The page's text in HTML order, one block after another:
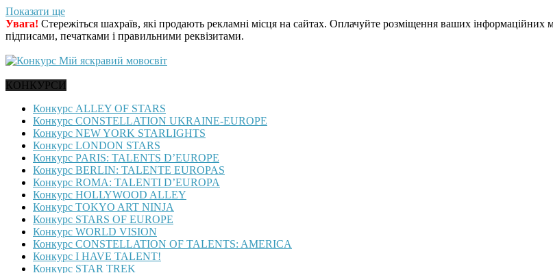
Показати ще
Увага! Стережіться шахраїв, які продають рекламні місця на сайтах. Оплачуйте розміщення ваших інформаційних
підписами, печатками і правильними реквізитами.
КОНКУРСИ
Конкурс ALLEY OF STARS
Конкурс CONSTELLATION UKRAINE-EUROPE
Конкурс NEW YORK STARLIGHTS
Конкурс LONDON STARS
Конкурс PARIS: TALENTS D’EUROPE
Конкурс BERLIN: TALENTE EUROPAS
Конкурс ROMA: TALENTI D’EUROPA
Конкурс HOLLYWOOD ALLEY
Конкурс TOKYO ART NINJA
Конкурс STARS OF EUROPE
Конкурс WORLD VISION
Конкурс CONSTELLATION OF TALENTS: AMERICA
Конкурс I HAVE TALENT!
Конкурс STAR TREK